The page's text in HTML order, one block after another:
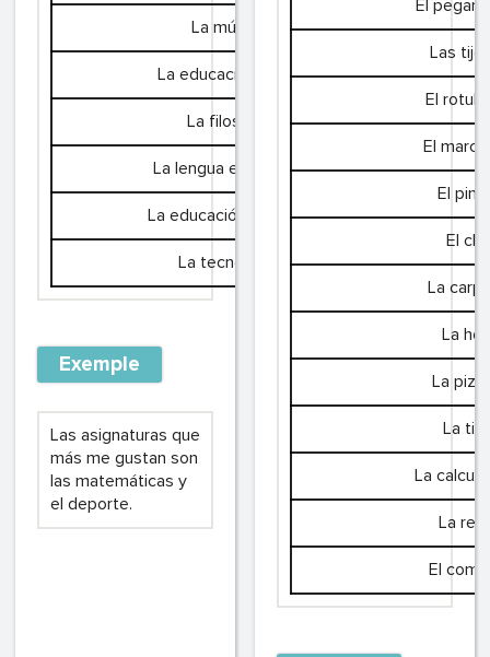
La música
La educación física
La filosofía
La lengua extranjera
La educación plástica
La tecnología
Exemple
Las asignaturas que
más me gustan son
las matemáticas y
el deporte.
El
Las
El
El
El
El clip
La
La
La
La
La
La
El